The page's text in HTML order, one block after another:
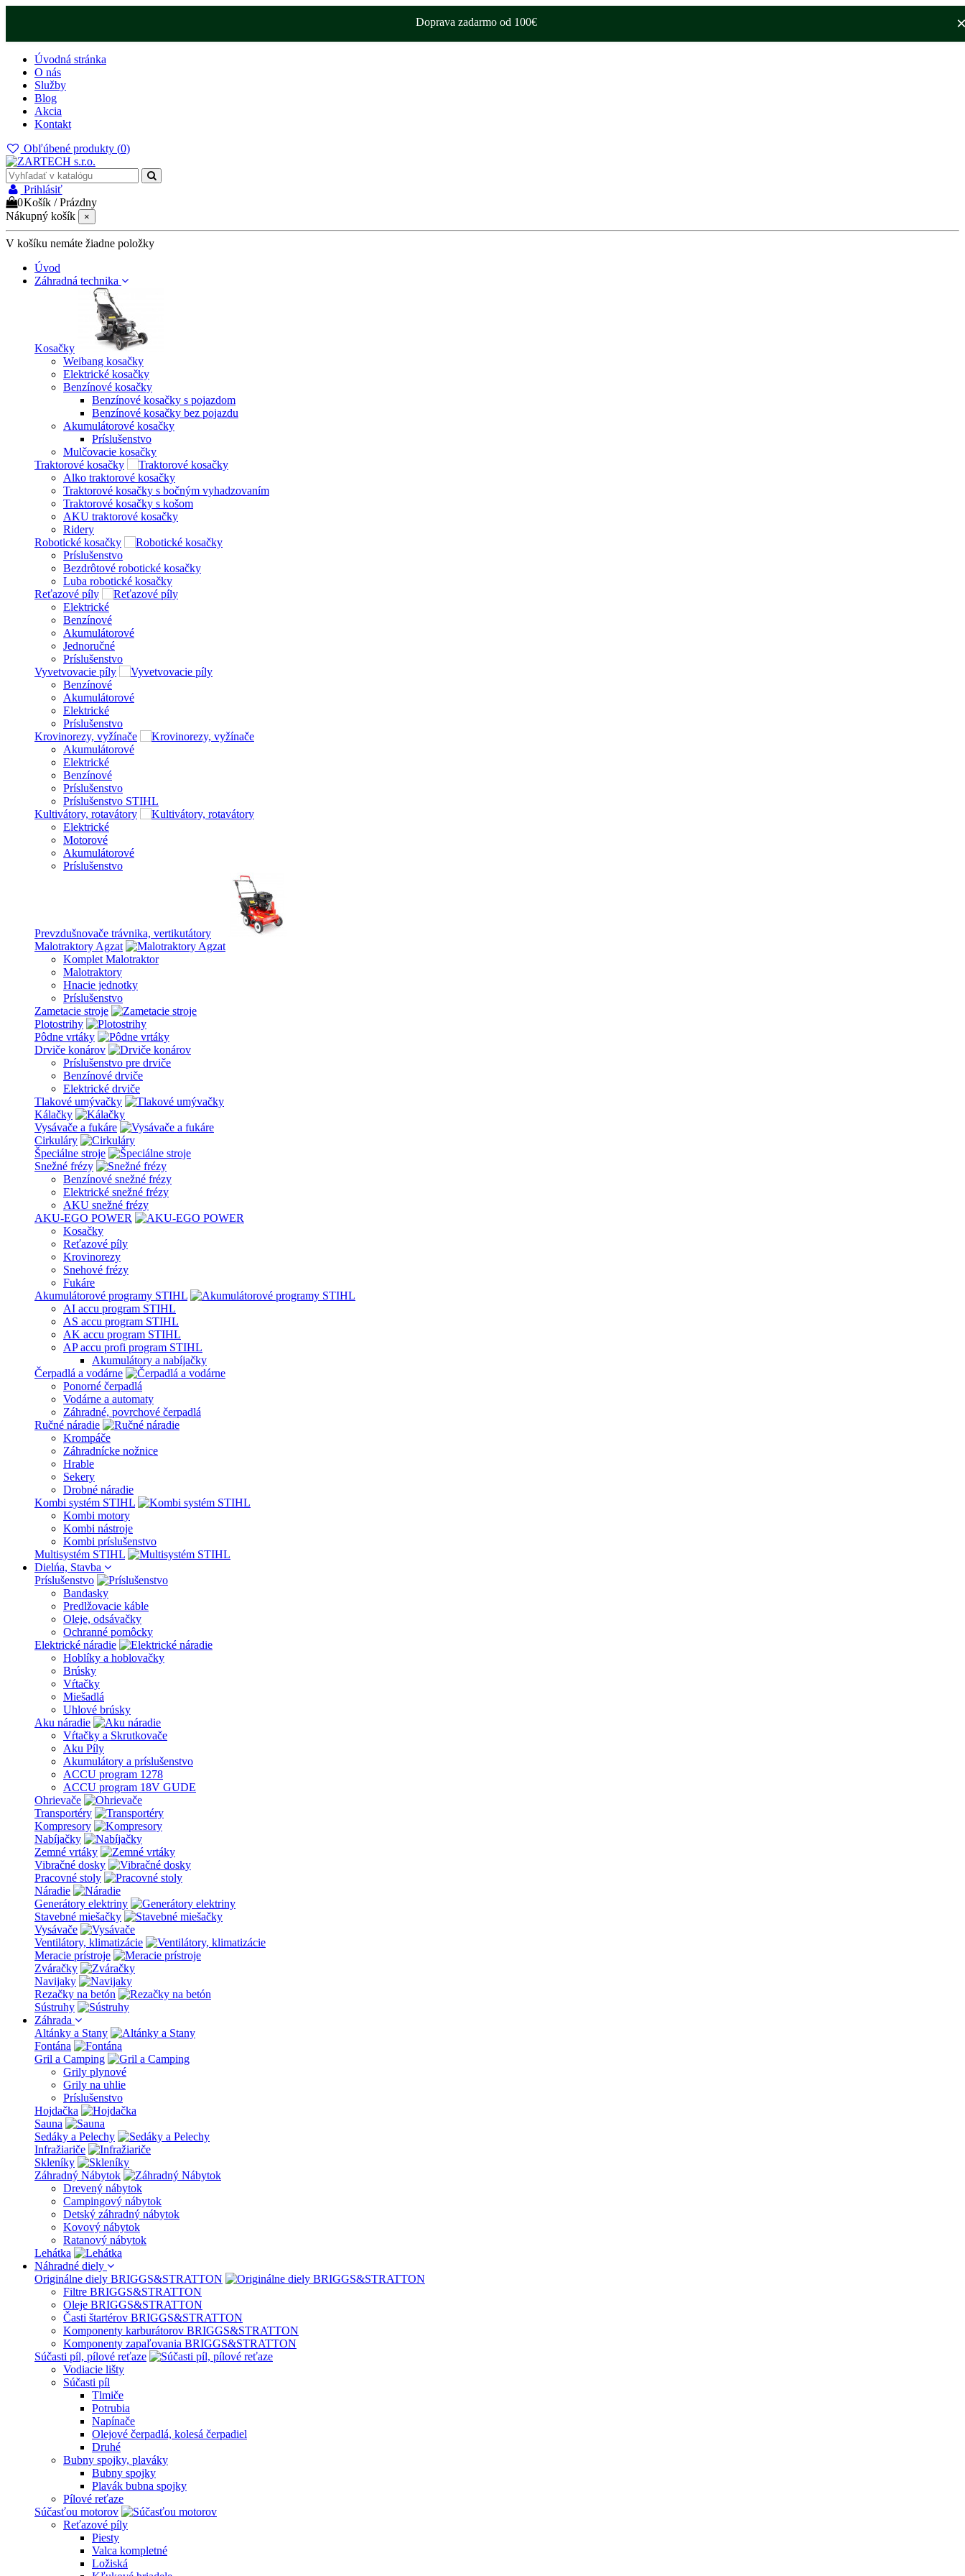
Doprava zadarmo od 100€
Úvodná stránka
O nás
Služby
Blog
Akcia
Kontakt
Obľúbené produkty (0)
Prihlásiť
0Košík /Prázdny
Nákupný košík
×
V košíku nemáte žiadne položky
Úvod
Záhradná technika
Kosačky
Weibang kosačky
Elektrické kosačky
Benzínové kosačky
Benzínové kosačky s pojazdom
Benzínové kosačky bez pojazdu
Akumulátorové kosačky
Príslušenstvo
Mulčovacie kosačky
Traktorové kosačky
Alko traktorové kosačky
Traktorové kosačky s bočným vyhadzovaním
Traktorové kosačky s košom
AKU traktorové kosačky
Ridery
Robotické kosačky
Príslušenstvo
Bezdrôtové robotické kosačky
Luba robotické kosačky
Reťazové píly
Elektrické
Benzínové
Akumulátorové
Jednoručné
Príslušenstvo
Vyvetvovacie píly
Benzínové
Akumulátorové
Elektrické
Príslušenstvo
Krovinorezy, vyžínače
Akumulátorové
Elektrické
Benzínové
Príslušenstvo
Príslušenstvo STIHL
Kultivátory, rotavátory
Elektrické
Motorové
Akumulátorové
Príslušenstvo
Prevzdušnovače trávnika, vertikutátory
Malotraktory Agzat
Komplet Malotraktor
Malotraktory
Hnacie jednotky
Príslušenstvo
Zametacie stroje
Plotostrihy
Pôdne vrtáky
Drviče konárov
Príslušenstvo pre drviče
Benzínové drviče
Elektrické drviče
Tlakové umývačky
Kálačky
Vysávače a fukáre
Cirkuláry
Špeciálne stroje
Snežné frézy
Benzínové snežné frézy
Elektrické snežné frézy
AKU snežné frézy
AKU-EGO POWER
Kosačky
Reťazové píly
Krovinorezy
Snehové frézy
Fukáre
Akumulátorové programy STIHL
AI accu program STIHL
AS accu program STIHL
AK accu program STIHL
AP accu profi program STIHL
Akumulátory a nabíjačky
Čerpadlá a vodárne
Ponorné čerpadlá
Vodárne a automaty
Záhradné, povrchové čerpadlá
Ručné náradie
Krompáče
Záhradnícke nožnice
Hrable
Sekery
Drobné náradie
Kombi systém STIHL
Kombi motory
Kombi nástroje
Kombi príslušenstvo
Multisystém STIHL
Dielńa, Stavba
Príslušenstvo
Bandasky
Predlžovacie káble
Oleje, odsávačky
Ochranné pomôcky
Elektrické náradie
Hoblíky a hoblovačky
Brúsky
Vŕtačky
Miešadlá
Uhlové brúsky
Aku náradie
Vŕtačky a Skrutkovače
Aku Píly
Akumulátory a príslušenstvo
ACCU program 1278
ACCU program 18V GUDE
Ohrievače
Transportéry
Kompresory
Nabíjačky
Zemné vrtáky
Vibračné dosky
Pracovné stoly
Náradie
Generátory elektriny
Stavebné miešačky
Vysávače
Ventilátory, klimatizácie
Meracie prístroje
Zváračky
Navijaky
Rezačky na betón
Sústruhy
Záhrada
Altánky a Stany
Fontána
Gril a Camping
Grily plynové
Grily na uhlie
Príslušenstvo
Hojdačka
Sauna
Sedáky a Pelechy
Infražiariče
Skleníky
Záhradný Nábytok
Drevený nábytok
Campingový nábytok
Detský záhradný nábytok
Kovový nábytok
Ratanový nábytok
Lehátka
Náhradné diely
Originálne diely BRIGGS&STRATTON
Filtre BRIGGS&STRATTON
Oleje BRIGGS&STRATTON
Časti štartérov BRIGGS&STRATTON
Komponenty karburátorov BRIGGS&STRATTON
Komponenty zapaľovania BRIGGS&STRATTON
Súčasti píl, pílové reťaze
Vodiacie lišty
Súčasti píl
Tlmiče
Potrubia
Napínače
Olejové čerpadlá, kolesá čerpadiel
Druhé
Bubny spojky, plaváky
Bubny spojky
Plavák bubna spojky
Pílové reťaze
Súčasťou motorov
Reťazové píly
Piesty
Valca kompletné
Ložiská